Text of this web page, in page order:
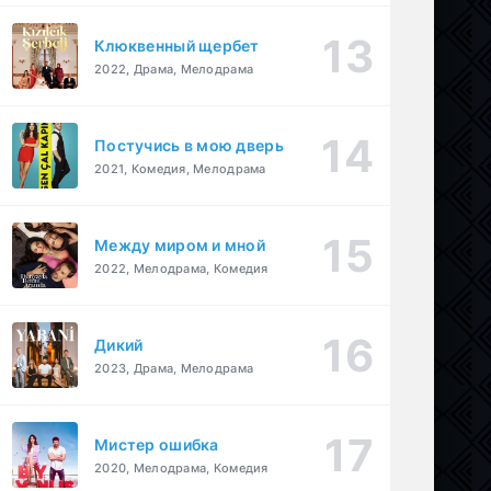
Клюквенный щербет
2022, Драма, Мелодрама
Постучись в мою дверь
2021, Комедия, Мелодрама
Между миром и мной
2022, Мелодрама, Комедия
Дикий
2023, Драма, Мелодрама
Мистер ошибка
2020, Мелодрама, Комедия